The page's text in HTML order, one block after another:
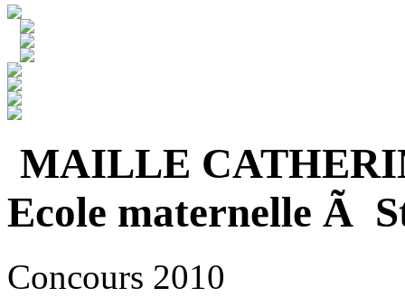
MAILLE
Ecole maternelle Ã
Concours 2010